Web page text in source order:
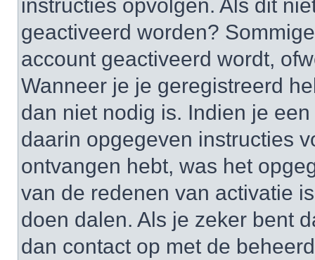
instructies opvolgen. Als dit
geactiveerd worden?
account geactiveerd wordt,
Wanneer je je geregistreerd
dan niet nodig is. Indien je
daarin opgegeven instructies
ontvangen hebt, was het
van de redenen van activatie
doen dalen. Als je zeker bent
dan contact op met de